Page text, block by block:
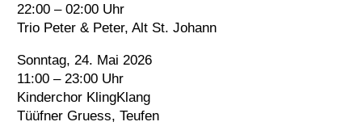
22:00 – 02:00 Uhr
Trio Peter & Peter, Alt St. Johann
Sonntag, 24. Mai 2026
11:00 – 23:00 Uhr
Kinderchor KlingKlang
Tüüfner Gruess, Teufen